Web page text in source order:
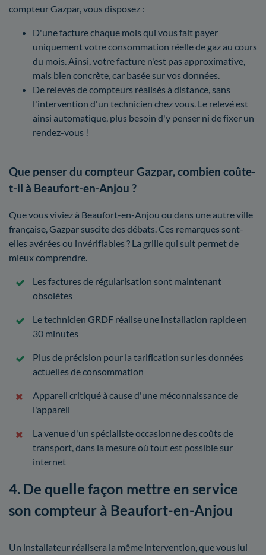
compteur Gazpar, vous disposez :
D'une facture chaque mois qui vous fait payer
uniquement votre consommation réelle de gaz au cours
du mois. Ainsi, votre facture n'est pas approximative,
mais bien concrète, car basée sur vos données.
De relevés de compteurs réalisés à distance, sans
l'intervention d'un technicien chez vous. Le relevé est
ainsi automatique, plus besoin d'y penser ni de fixer un
rendez-vous !
Que penser du compteur Gazpar, combien coûte-
t-il à Beaufort-en-Anjou ?
Que vous viviez à Beaufort-en-Anjou ou dans une autre ville
française, Gazpar suscite des débats. Ces remarques sont-
elles avérées ou invérifiables ? La grille qui suit permet de
mieux comprendre.
Les factures de régularisation sont maintenant
obsolètes
Le technicien GRDF réalise une installation rapide en
30 minutes
Plus de précision pour la tarification sur les données
actuelles de consommation
Appareil critiqué à cause d'une méconnaissance de
l'appareil
La venue d'un spécialiste occasionne des coûts de
transport, dans la mesure où tout est possible sur
internet
4. De quelle façon mettre en service
son compteur à Beaufort-en-Anjou
Un installateur réalisera la même intervention, que vous lui